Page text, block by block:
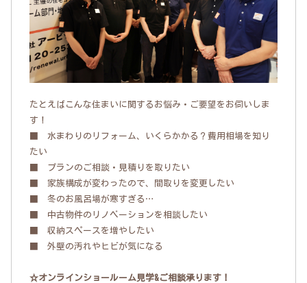
たとえばこんな住まいに関するお悩み・ご要望をお伺いしま
す！
■ 水まわりのリフォーム、いくらかかる？費用相場を知り
たい
■ プランのご相談・見積りを取りたい
■ 家族構成が変わったので、間取りを変更したい
■ 冬のお風呂場が寒すぎる…
■ 中古物件のリノベーションを相談したい
■ 収納スペースを増やしたい
■ 外壁の汚れやヒビが気になる
☆オンラインショールーム見学&ご相談承ります！